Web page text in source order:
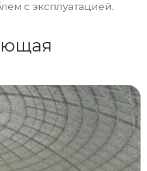
с эксплуатацией.